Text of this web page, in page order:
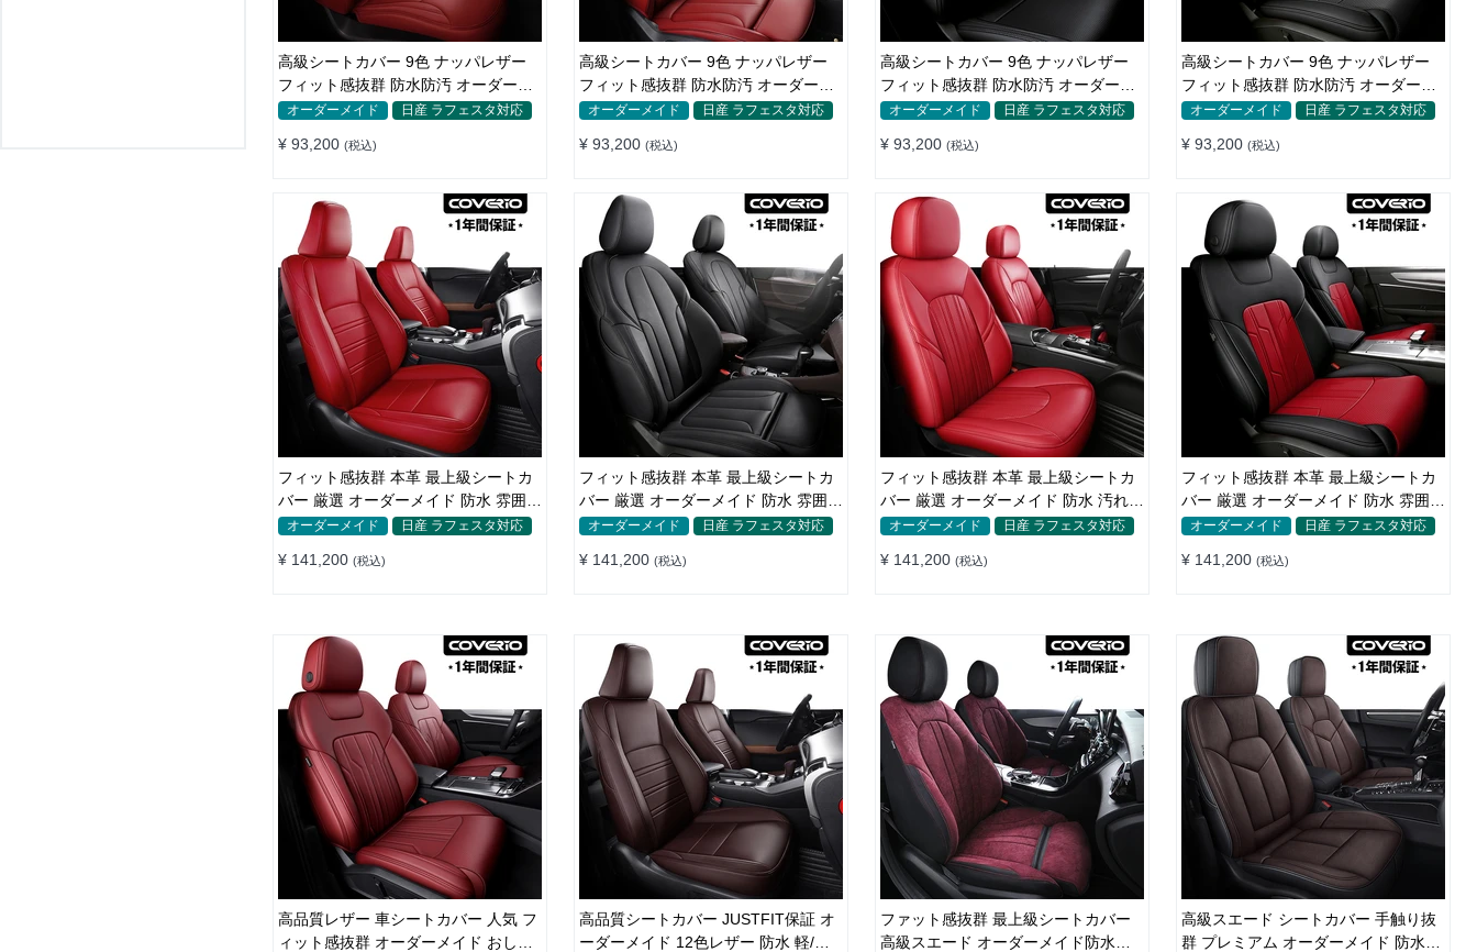
高級シートカバー 9色 ナッパレザー
フィット感抜群 防水防汚 オーダーメ
イド 全席セット
オーダーメイド 日産 ラフェスタ対応
¥ 93,200 (税込)
高級シートカバー 9色 ナッパレザー
フィット感抜群 防水防汚 オーダーメ
イド 全席セット
オーダーメイド 日産 ラフェスタ対応
¥ 93,200 (税込)
高級シートカバー 9色 ナッパレザー
フィット感抜群 防水防汚 オーダーメ
イド 全席セット
オーダーメイド 日産 ラフェスタ対応
¥ 93,200 (税込)
高級シートカバー 9色 ナッパレザー
フィット感抜群 防水防汚 オーダーメ
イド 全席セット
オーダーメイド 日産 ラフェスタ対応
¥ 93,200 (税込)
フィット感抜群 本革 最上級シートカ
バー 厳選 オーダーメイド 防水 雰囲気
全席セット
オーダーメイド 日産 ラフェスタ対応
¥ 141,200 (税込)
フィット感抜群 本革 最上級シートカ
バー 厳選 オーダーメイド 防水 雰囲気
全席セット
オーダーメイド 日産 ラフェスタ対応
¥ 141,200 (税込)
フィット感抜群 本革 最上級シートカ
バー 厳選 オーダーメイド 防水 汚れ防
止 全席セット
オーダーメイド 日産 ラフェスタ対応
¥ 141,200 (税込)
フィット感抜群 本革 最上級シートカ
バー 厳選 オーダーメイド 防水 雰囲気
全席セット
オーダーメイド 日産 ラフェスタ対応
¥ 141,200 (税込)
高品質レザー 車シートカバー 人気 フ
ィット感抜群 オーダーメイド おしゃ
高品質シートカバー JUSTFIT保証 オ
ーダーメイド 12色レザー 防水 軽/普
ファット感抜群 最上級シートカバー
高級スエード オーダーメイド防水仕
高級スエード シートカバー 手触り抜
群 プレミアム オーダーメイド 防水防